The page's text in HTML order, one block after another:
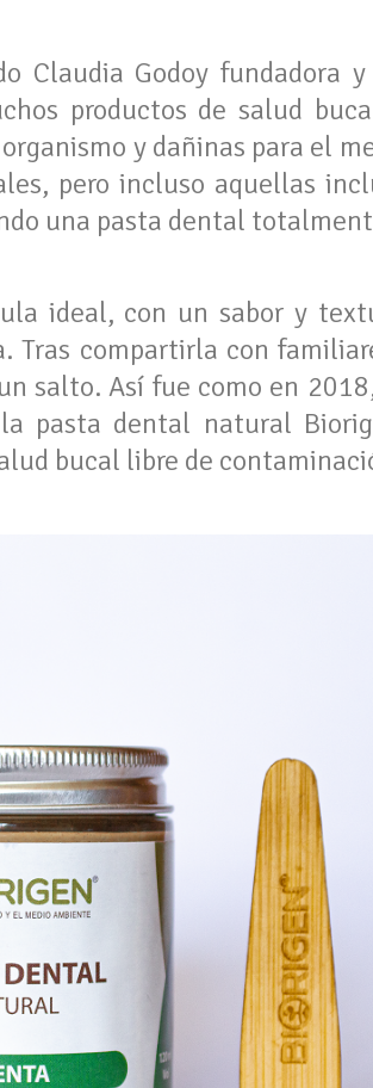
Claudia Godoy fundadora
productos de salud
y dañinas para el
pero incluso aquellas
una pasta dental
ideal, con un sabor y
Tras compartirla con
salto. Así fue como en
pasta dental natural
bucal libre de